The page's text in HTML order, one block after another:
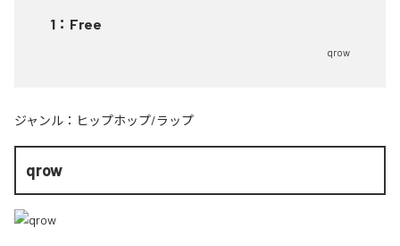
1 ： Free
qrow
ジャンル： ヒップホップ/ラップ
qrow